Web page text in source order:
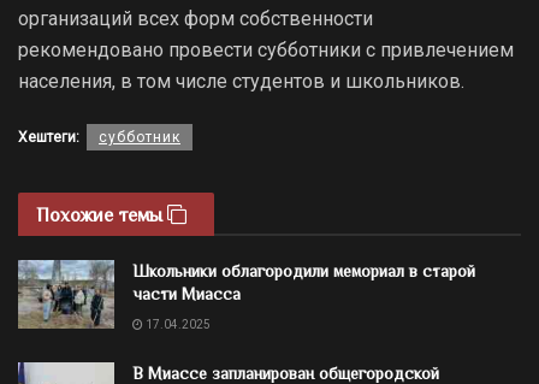
организаций всех форм собственности
рекомендовано провести субботники с привлечением
населения, в том числе студентов и школьников.
Хештеги: субботник
Похожие темы
Школьники облагородили мемориал в старой
части Миасса
17.04.2025
В Миассе запланирован общегородской